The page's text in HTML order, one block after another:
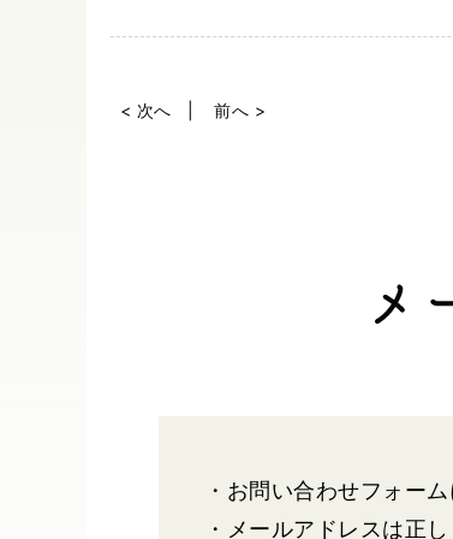
< 次へ 前へ >
・お問い合わせフォー
・メールアドレスは正